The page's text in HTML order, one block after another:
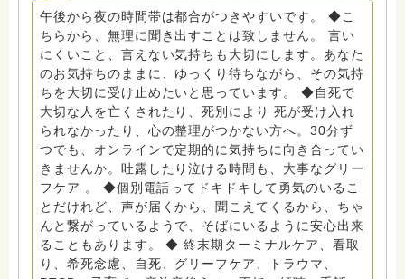
員、女性支援員、小学校 中学校支援員としても、ケア
サポートをしています。 ◆一般社団法人『グリーフケア
ともしび』理事長 【ともしび遺族会】運営 毎月 第１
金・昼夜2回開催（大阪駅前第3ビル） 14：00〜，18：
00〜 お問い合わせ申込⬇️こちらから
griefcare.tomoshibi@icloud.com ＊この活動は皆さま
のご支援により支えられております。ご協力をよろしく
お願いします。 ゆうちょ銀行 口座番号 普通408-
6452769 一般社団法人グリーフケアともしび ◆『ビハ
ーラサロン おしゃべりカフェひだまり』 ビハーラ和歌
山代表 居場所運営 問い合わせ申込⬇️こちらから
griefcare.tomoshibi@icloud.com ◆GEはしもとサピュ
イエ 所属 （Gender Equity 誰もが自分らしく生きるこ
とができる社会をめざして）DV・女性支援 ◆認定NPO
京都自死自殺相談センターSotto 元グリーフサポート委
午後から夜の時間帯は都合がつきやすいです。 ◆こ
ちらから、無理に聞き出すことは致しません。 言い
にくいこと、言えない気持ちも大切にします。あなた
のお気持ちのままに、ゆっくり待ちながら、その気持
ちを大切に受け止めたいと思っています。 ◆自死で
大切な人を亡くされたり、死別により 死が受け入れ
られなかったり、心の整理がつかない方へ。30分ず
つでも、オンラインで定期的に気持ちに向き合ってい
きませんか。吐露したり泣ける時間も、大事なグリー
フケア 。 ◆個別電話ってドキドキして勇気のいるこ
とだけれど、声が届くから、聞こえてくるから、ちゃ
んと繋がっているようで、そばにいるように安心出来
ることもあります。 ◆ 終末期ターミナルケア、看取
り、希死念慮、自死、グリーフケア、トラウマ、